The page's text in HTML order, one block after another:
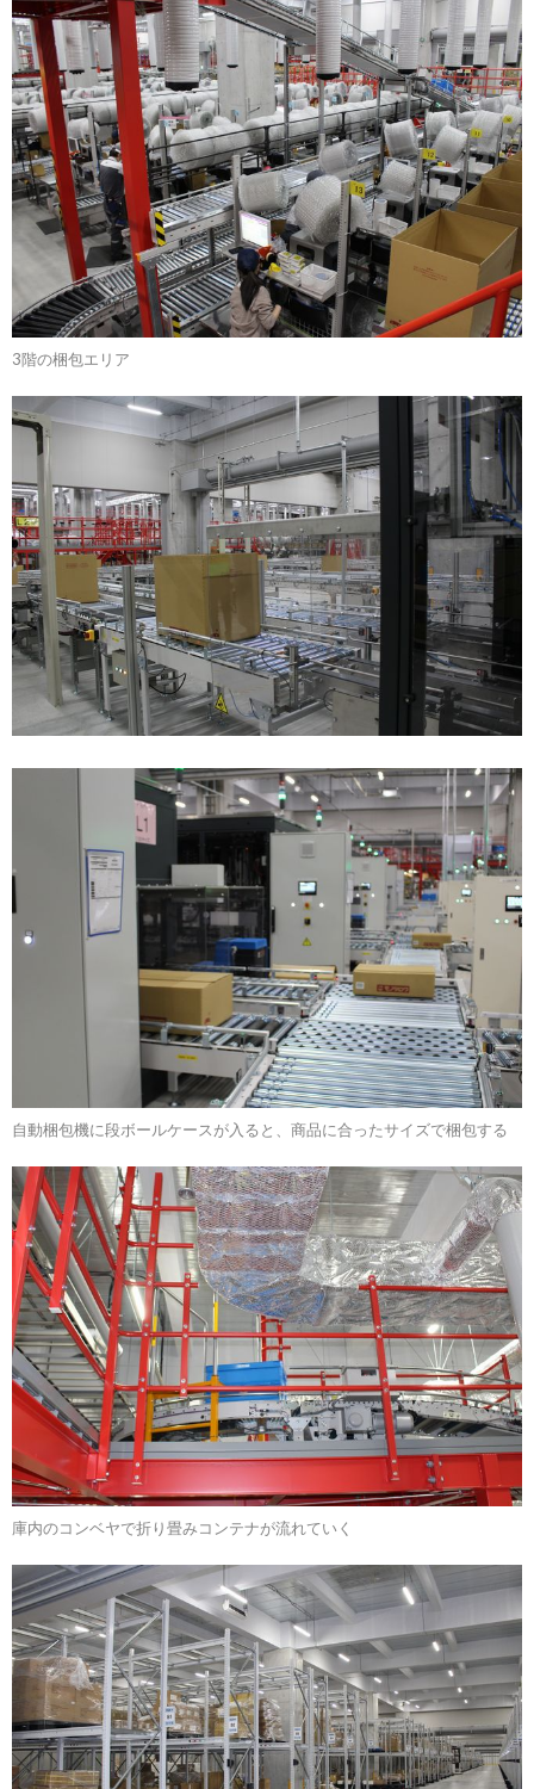
3階の梱包エリア
自動梱包機に段ボールケースが入ると、商品に合ったサイズで梱包する
庫内のコンベヤで折り畳みコンテナが流れていく